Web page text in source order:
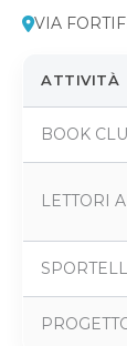
VIA
ATTIVITÀ
BOOK
LETTORI